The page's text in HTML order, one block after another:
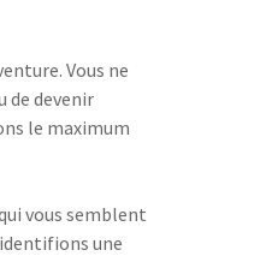
Vous ne
de devenir
le maximum
vous semblent
une